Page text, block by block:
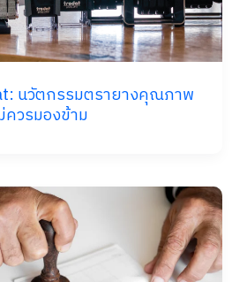
นวัตกรรมตรายางคุณภาพ
วรมองข้าม